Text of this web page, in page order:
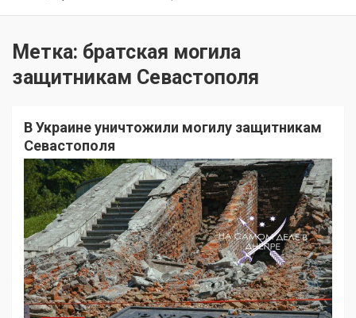
Метка: братская могила
защитникам Севастополя
В Украине уничтожили могилу защитникам
Севастополя